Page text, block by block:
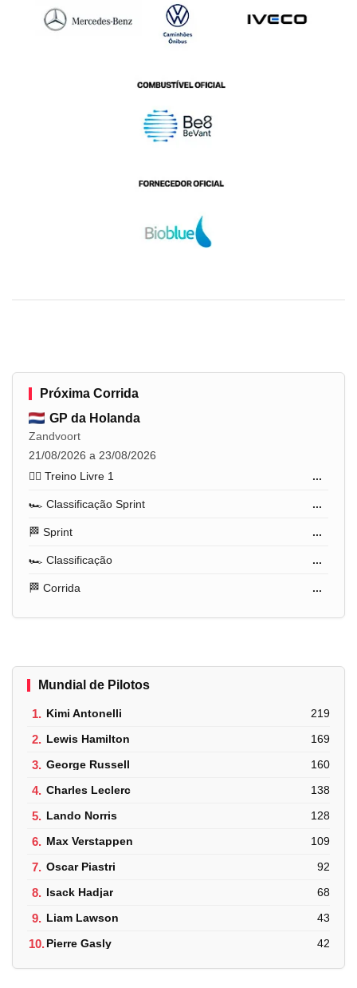
Próxima Corrida
GP da Holanda
Zandvoort
21/08/2026 a 23/08/2026
🏋️‍♂️ Treino Livre 1
...
🏎️ Classificação Sprint ...
🏁 Sprint ...
🏎️ Classificação ...
🏁 Corrida ...
Mundial de Pilotos
1. Kimi Antonelli 219
2. Lewis Hamilton 169
3. George Russell 160
4. Charles Leclerc 138
5. Lando Norris 128
6. Max Verstappen 109
7. Oscar Piastri 92
8. Isack Hadjar 68
9. Liam Lawson 43
10.Pierre Gasly 42